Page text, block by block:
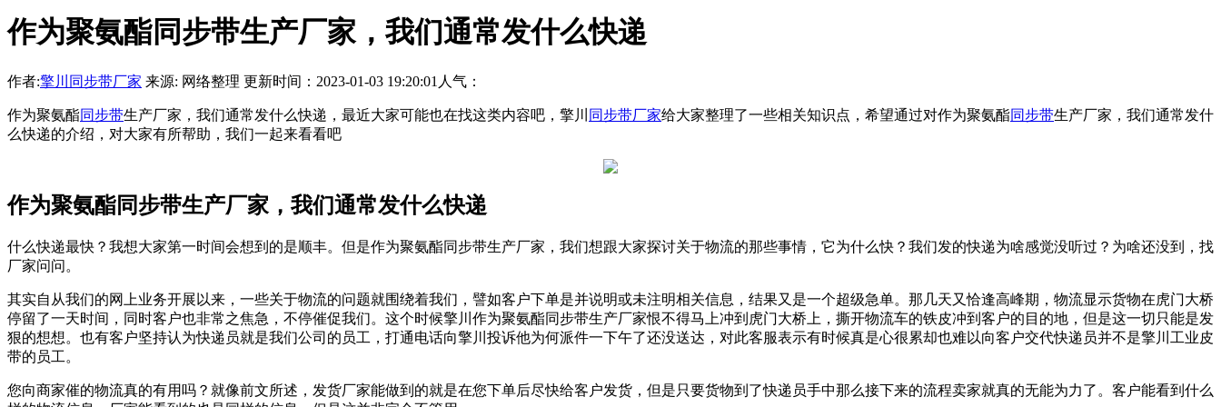
作为聚氨酯同步带生产厂家，我们通常发什么快递
作者:擎川同步带厂家 来源: 网络整理 更新时间：2023-01-03 19:20:01 人气：
作为聚氨酯同步带生产厂家，我们通常发什么快递，最近大家可能也在找这类内容吧，擎川 同步带厂家给大家整理了一些相关知识点，希望通过对作为聚氨酯同步带生产厂家，我们通常发什
么快递的介绍，对大家有所帮助，我们一起来看看吧
作为聚氨酯同步带生产厂家，我们通常发什么快递
什么快递最快？我想大家第一时间会想到的是顺丰。但是作为聚氨酯同步带生产厂家，我们想跟大家探讨关于物流的那些事情，它为什么快？我们发的快递为啥感觉没听过？为啥还没到，找
厂家问问。
其实自从我们的网上业务开展以来，一些关于物流的问题就围绕着我们，譬如客户下单是并说明或未注明相关信息，结果又是一个超级急单。那几天又恰逢高峰期，物流显示货物在虎门大桥
停留了一天时间，同时客户也非常之焦急，不停催促我们。这个时候擎川作为聚氨酯同步带生产厂家恨不得马上冲到虎门大桥上，撕开物流车的铁皮冲到客户的目的地，但是这一切只能是发
狠的想想。也有客户坚持认为快递员就是我们公司的员工，打通电话向擎川投诉他为何派件一下午了还没送达，对此客服表示有时候真是心很累却也难以向客户交代快递员并不是擎川工业皮
带的员工。
您向商家催的物流真的有用吗？就像前文所述，发货厂家能做到的就是在您下单后尽快给客户发货，但是只要货物到了快递员手中那么接下来的流程卖家就真的无能为力了。客户能看到什么